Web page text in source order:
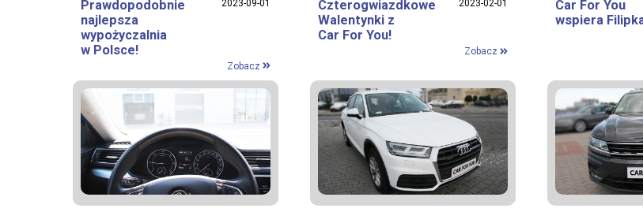
Prawdopodobnie
najlepsza
wypożyczalnia
w Polsce!
2023-09-01
Zobacz
Czterogwiazdkowe
Walentynki z
Car For You!
2023-02-01
Zobacz
Car For You
wspiera